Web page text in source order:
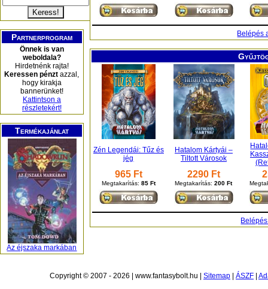
Partnerprogram
Önnek is van
weboldala?
Hirdetnénk rajta!
Keressen pénzt azzal,
hogy kirakja
bannerünket!
Kattintson a
részletekért!
Termékajánlat
Az éjszaka markában
Belépés
Zén Legendái: Tűz és
jég
Hatalom Kártyái –
Tiltott Városok
965 Ft
Megtakarítás: 85 Ft
2290 Ft
Megtakarítás:200 Ft
Copyright © 2007 - 2026 | www.fantasybolt.hu | Sitemap ÁSZF